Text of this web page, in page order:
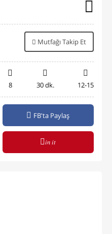
Mutfağı Takip Et
8 30 dk. 12-15
FB'ta Paylaş
in it